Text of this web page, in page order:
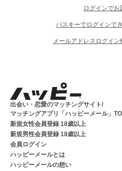
ログインでお
パスキーでログインで
メールアドレスログイ
出会い・恋愛のマッチングサイト/
マッチングアプリ「ハッピーメール」
新規女性会員登録 18歳以上
新規男性会員登録 18歳以上
会員ログイン
ハッピーメールとは
ハッピーメールの想い